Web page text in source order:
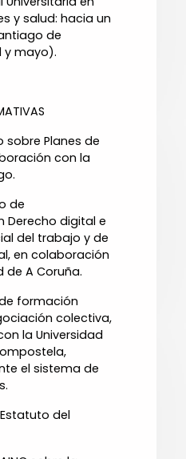
y salud: hacia un
de
y mayo).
sobre Planes de
con la
de
Derecho digital e
del trabajo y de
en colaboración
de A Coruña.
formación
colectiva,
la Universidad
el sistema de
del